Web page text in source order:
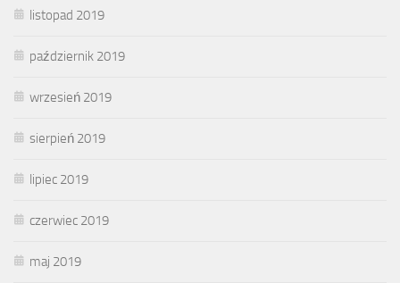
listopad 2019
październik 2019
wrzesień 2019
sierpień 2019
lipiec 2019
czerwiec 2019
maj 2019